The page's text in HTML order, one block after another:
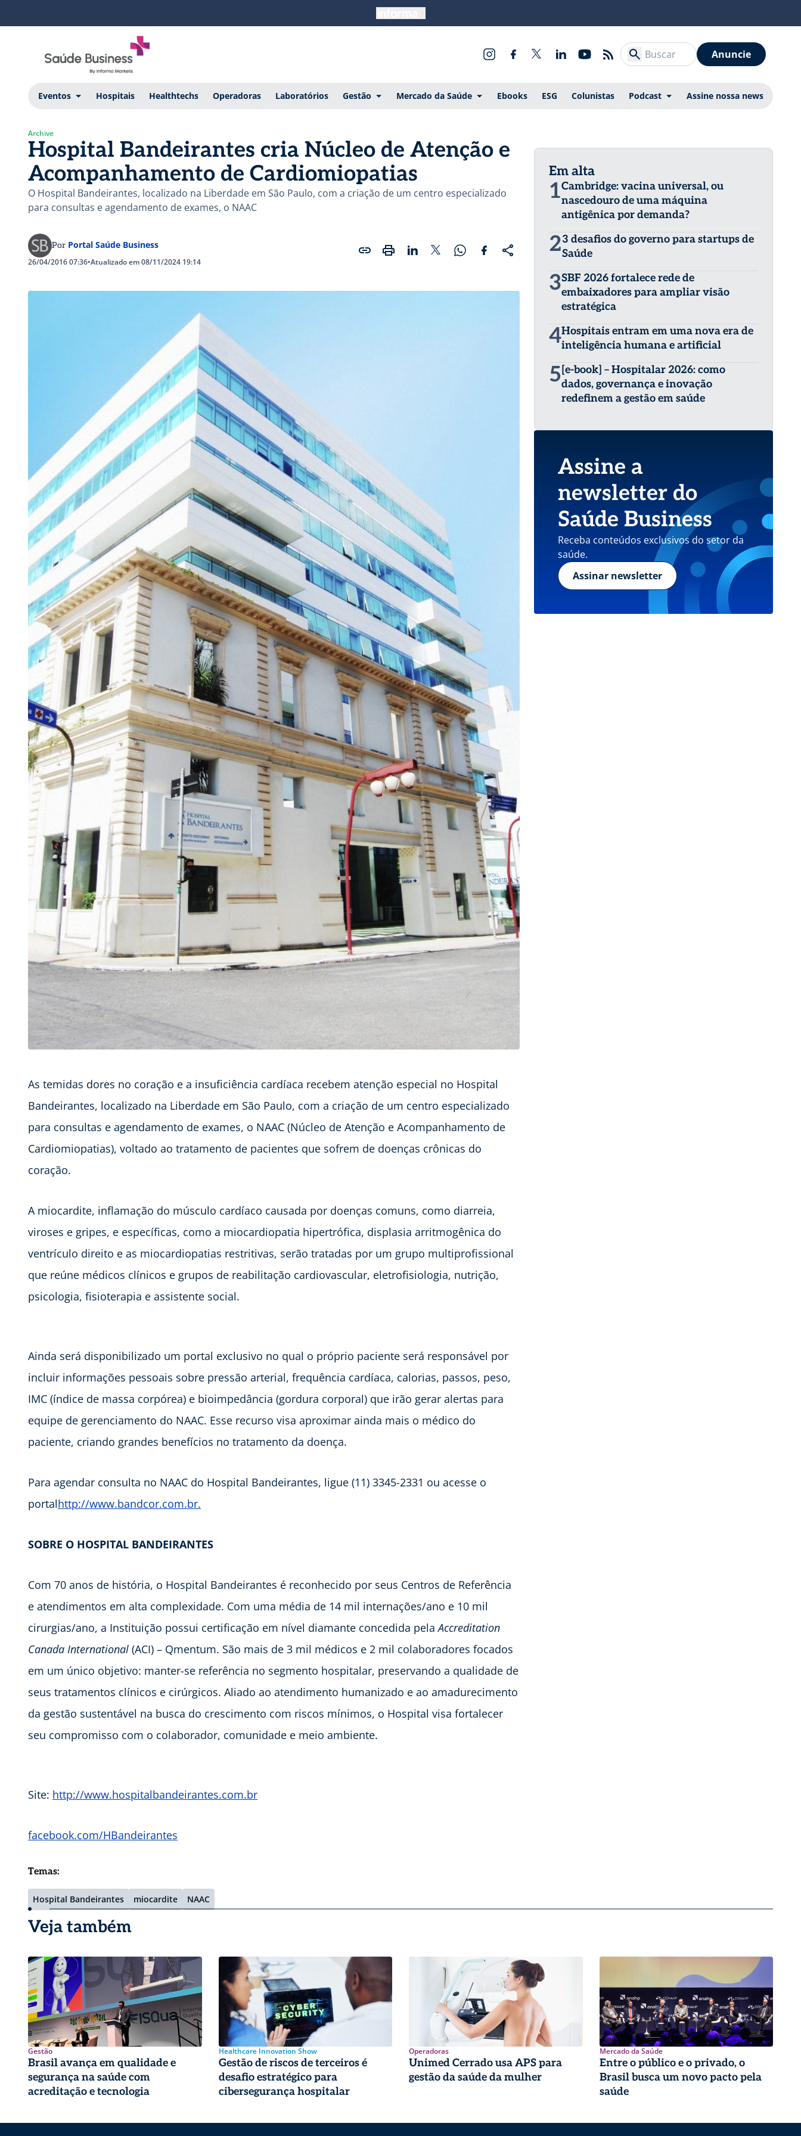
Anuncie
Eventos Hospitais Healthtechs Operadoras Laboratórios Gestão Mercado da Saúde Ebooks ESG Colunistas Podcast Assine nossa news
Archive
Hospital Bandeirantes cria Núcleo de Atenção e
Acompanhamento de Cardiomiopatias
O Hospital Bandeirantes, localizado na Liberdade em São Paulo, com a criação de um centro especializado
para consultas e agendamento de exames, o NAAC
Por Portal Saúde Business
26/04/2016 07:36•Atualizado em 08/11/2024 19:14
As temidas dores no coração e a insuficiência cardíaca recebem atenção especial no Hospital
Bandeirantes, localizado na Liberdade em São Paulo, com a criação de um centro especializado
para consultas e agendamento de exames, o NAAC (Núcleo de Atenção e Acompanhamento de
Cardiomiopatias), voltado ao tratamento de pacientes que sofrem de doenças crônicas do
coração.
A miocardite, inflamação do músculo cardíaco causada por doenças comuns, como diarreia,
viroses e gripes, e específicas, como a miocardiopatia hipertrófica, displasia arritmogênica do
ventrículo direito e as miocardiopatias restritivas, serão tratadas por um grupo multiprofissional
que reúne médicos clínicos e grupos de reabilitação cardiovascular, eletrofisiologia, nutrição,
psicologia, fisioterapia e assistente social.
Ainda será disponibilizado um portal exclusivo no qual o próprio paciente será responsável por
incluir informações pessoais sobre pressão arterial, frequência cardíaca, calorias, passos, peso,
IMC (índice de massa corpórea) e bioimpedância (gordura corporal) que irão gerar alertas para
equipe de gerenciamento do NAAC. Esse recurso visa aproximar ainda mais o médico do
paciente, criando grandes benefícios no tratamento da doença.
Para agendar consulta no NAAC do Hospital Bandeirantes, ligue (11) 3345-2331 ou acesse o
portalhttp://www.bandcor.com.br.
SOBRE O HOSPITAL BANDEIRANTES
Com 70 anos de história, o Hospital Bandeirantes é reconhecido por seus Centros de Referência
e atendimentos em alta complexidade. Com uma média de 14 mil internações/ano e 10 mil
cirurgias/ano, a Instituição possui certificação em nível diamante concedida pelaAccreditation
Canada International (ACI) – Qmentum. São mais de 3 mil médicos e 2 mil colaboradores focados
em um único objetivo: manter-se referência no segmento hospitalar, preservando a qualidade de
seus tratamentos clínicos e cirúrgicos. Aliado ao atendimento humanizado e ao amadurecimento
da gestão sustentável na busca do crescimento com riscos mínimos, o Hospital visa fortalecer
seu compromisso com o colaborador, comunidade e meio ambiente.
Site: http://www.hospitalbandeirantes.com.br
facebook.com/HBandeirantes
Temas:
Hospital Bandeirantes miocardite NAAC
Em alta
1Cambridge: vacina universal, ou
nascedouro de uma máquina
antigênica por demanda?
23 desafios do governo para startups de
Saúde
3SBF 2026 fortalece rede de
embaixadores para ampliar visão
estratégica
4Hospitais entram em uma nova era de
inteligência humana e artificial
5 [e-book] – Hospitalar 2026: como
dados, governança e inovação
redefinem a gestão em saúde
Assine a
newsletter do
Saúde Business
Receba conteúdos exclusivos do setor da
saúde.
Assinar newsletter
Veja também
Gestão
Brasil avança em qualidade e
segurança na saúde com
acreditação e tecnologia
Healthcare Innovation Show
Gestão de riscos de terceiros é
desafio estratégico para
cibersegurança hospitalar
Operadoras
Unimed Cerrado usa APS para
gestão da saúde da mulher
Mercado da Saúde
Entre o público e o privado, o
Brasil busca um novo pacto pela
saúde